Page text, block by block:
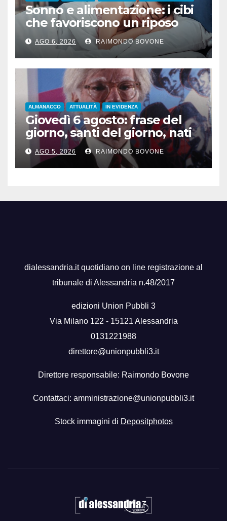
Sonno e alimentazione: i cibi
che favoriscono un riposo
naturale
AGO 6, 2026 RAIMONDO BOVONE
ALMANACCO ATTUALITÀ IN EVIDENZA
Giovedì 6 agosto: frase del
giorno, santi del giorno, nati
famosi, accadde oggi
AGO 5, 2026 RAIMONDO BOVONE
dialessandria.it quotidiano on line registrazione al
tribunale di Alessandria n.48/2017
edizioni Union Pubbli 3
Via Milano 122 - 15121 Alessandria
0131221988
direttore@unionpubbli3.it
Direttore responsabile: Raimondo Bovone
Contattaci: amministrazione@unionpubbli3.it
Stock immagini di Depositphotos